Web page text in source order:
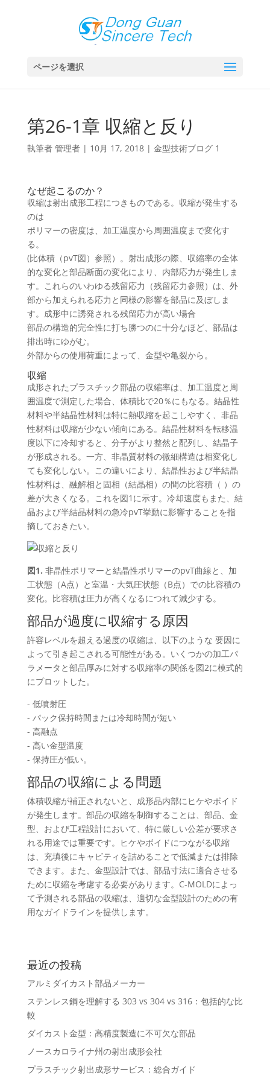
ページを選択
第26-1章 収縮と反り
執筆者 管理者| 10月 17, 2018| 金型技術ブログ 1
なぜ起こるのか？
収縮は射出成形工程につきものである。収縮が発生する
のは
ポリマーの密度は、加工温度から周囲温度まで変化す
る。
(比体積（pvT図）参照）。射出成形の際、収縮率の全体
的な変化と部品断面の変化により、内部応力が発生しま
す。これらのいわゆる残留応力（残留応力参照）は、外
部から加えられる応力と同様の影響を部品に及ぼしま
す。成形中に誘発される残留応力が高い場合
部品の構造的完全性に打ち勝つのに十分なほど、部品は
排出時にゆがむ。
外部からの使用荷重によって、金型や亀裂から。
収縮
成形されたプラスチック部品の収縮率は、加工温度と周
囲温度で測定した場合、体積比で20％にもなる。結晶性
材料や半結晶性材料は特に熱収縮を起こしやすく、非晶
性材料は収縮が少ない傾向にある。結晶性材料を転移温
度以下に冷却すると、分子がより整然と配列し、結晶子
が形成される。一方、非晶質材料の微細構造は相変化し
ても変化しない。この違いにより、結晶性および半結晶
性材料は、融解相と固相（結晶相）の間の比容積（ ）の
差が大きくなる。これを図1に示す。冷却速度もまた、結
晶および半結晶材料の急冷pvT挙動に影響することを指
摘しておきたい。
図1. 非晶性ポリマーと結晶性ポリマーのpvT曲線と、加
工状態（A点）と室温・大気圧状態（B点）での比容積の
変化。比容積は圧力が高くなるにつれて減少する。
部品が過度に収縮する原因
許容レベルを超える過度の収縮は、以下のような 要因に
よって引き起こされる可能性がある。いくつかの加工パ
ラメータと部品厚みに対する収縮率の関係を図2に模式的
にプロットした。
- 低噴射圧
- パック保持時間または冷却時間が短い
- 高融点
- 高い金型温度
- 保持圧が低い。
部品の収縮による問題
体積収縮が補正されないと、成形品内部にヒケやボイド
が発生します。部品の収縮を制御することは、部品、金
型、および工程設計において、特に厳しい公差が要求さ
れる用途では重要です。ヒケやボイドにつながる収縮
は、充填後にキャビティを詰めることで低減または排除
できます。また、金型設計では、部品寸法に適合させる
ために収縮を考慮する必要があります。C-MOLDによっ
て予測される部品の収縮は、適切な金型設計のための有
用なガイドラインを提供します。
最近の投稿
アルミダイカスト部品メーカー
ステンレス鋼を理解する 303 vs 304 vs 316：包括的な比
較
ダイカスト金型：高精度製造に不可欠な部品
ノースカロライナ州の射出成形会社
プラスチック射出成形サービス：総合ガイド